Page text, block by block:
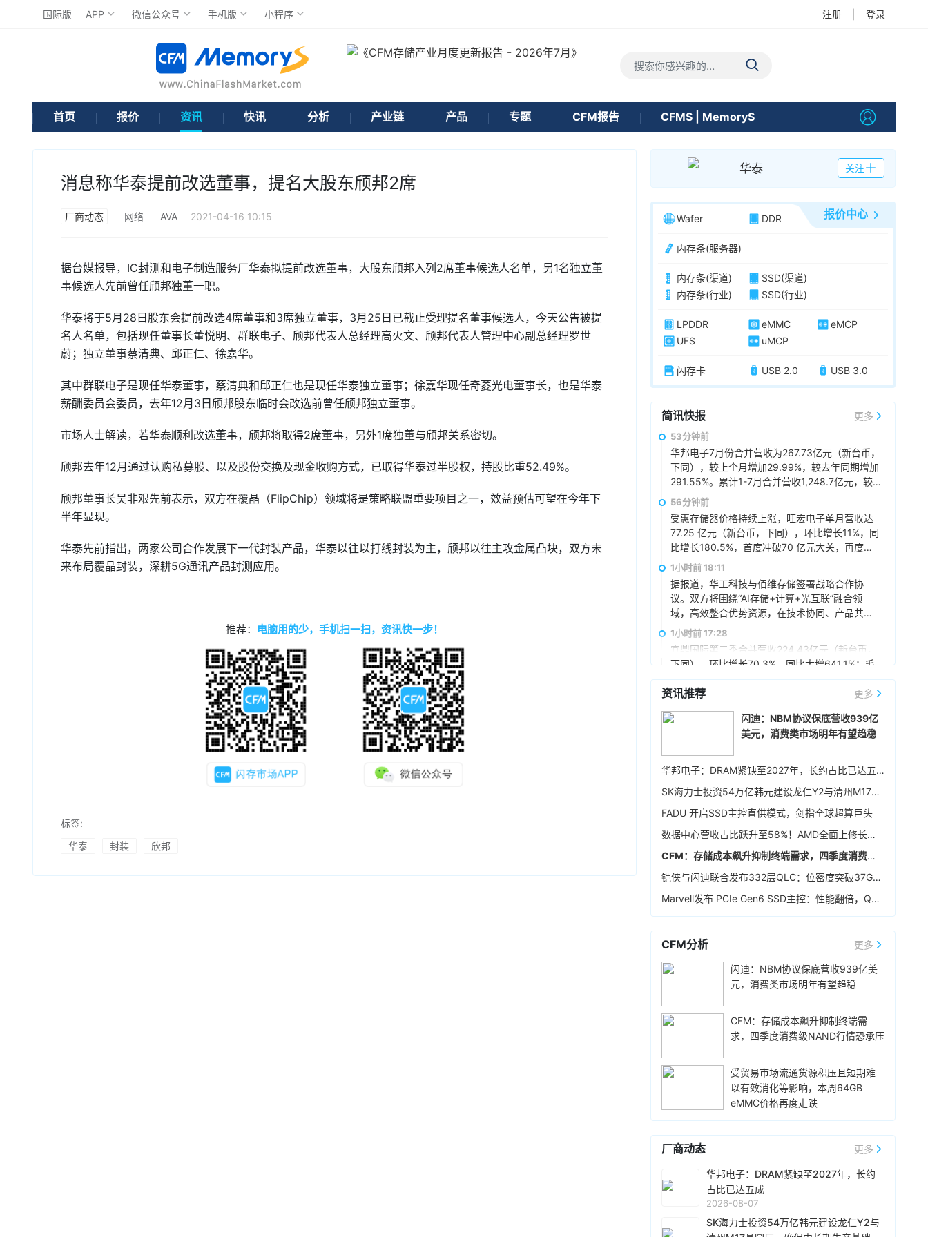
国际版 APP 微信公众号 手机版 小程序 注册 登录
首页 报价 资讯 快讯 分析 产业链 产品 专题 CFM报告 CFMS | MemoryS
消息称华泰提前改选董事，提名大股东颀邦2席
厂商动态 网络 AVA 2021-04-16 10:15
据台媒报导，IC封测和电子制造服务厂华泰拟提前改选董事，大股东颀邦入列2席董事候选人名单，另1名独立董
事候选人先前曾任颀邦独董一职。
华泰将于5月28日股东会提前改选4席董事和3席独立董事，3月25日已截止受理提名董事候选人，今天公告被提
名人名单，包括现任董事长董悦明、群联电子、颀邦代表人总经理高火文、颀邦代表人管理中心副总经理罗世
蔚；独立董事蔡清典、邱正仁、徐嘉华。
其中群联电子是现任华泰董事，蔡清典和邱正仁也是现任华泰独立董事；徐嘉华现任奇菱光电董事长，也是华泰
薪酬委员会委员，去年12月3日颀邦股东临时会改选前曾任颀邦独立董事。
市场人士解读，若华泰顺利改选董事，颀邦将取得2席董事，另外1席独董与颀邦关系密切。
颀邦去年12月通过认购私募股、以及股份交换及现金收购方式，已取得华泰过半股权，持股比重52.49%。
颀邦董事长吴非艰先前表示，双方在覆晶（FlipChip）领域将是策略联盟重要项目之一，效益预估可望在今年下
半年显现。
华泰先前指出，两家公司合作发展下一代封装产品，华泰以往以打线封装为主，颀邦以往主攻金属凸块，双方未
来布局覆晶封装，深耕5G通讯产品封测应用。
推荐： 电脑用的少，手机扫一扫，资讯快一步！
标签:
华泰
封装 欣邦
华泰 关注
报价中心
Wafer DDR
内存条(服务器)
内存条(渠道)
SSD(渠道)
内存条(行业)
SSD(行业)
LPDDR eMMC
eMCP
UFS
uMCP
闪存卡 USB 2.0 USB 3.0
简讯快报 更多
53分钟前
华邦电子7月份合并营收为267.73亿元（新台币，
下同），较上个月增加29.99%，较去年同期增加
291.55%。累计1-7月合并营收1,248.7亿元，较
去年同期增加160.97%。
56分钟前
受惠存储器价格持续上涨，旺宏电子单月营收达
77.25 亿元（新台币，下同），环比增长11%，同
比增长180.5%，首度冲破70 亿元大关，再度改
写单月新高，累计前7月营收373.18 亿元，同比
增长137.8%。
1小时前 18:11
据报道，华工科技与佰维存储签署战略合作协
议。双方将围绕“AI存储+计算+光互联”融合领
域，高效整合优势资源，在技术协同、产品共
创、市场共拓、生态建设方面开展深入合作，持
续推动相关领域产品智能化产线升级，构建覆盖
方案，构建互利共赢、可持续发展的战略合作伙
伴关系。
1小时前 17:28
宜鼎国际第二季合并营收224.43亿元（新台币，
下同），环比增长70.3%，同比大增641.1%；毛
利率65.01%，较第一季提升，营业利润率
58.57%，税后净利润103.68亿元，环比增长
元。展望后市，宜鼎称，目前存储供需仍维持吃
紧，DRAM及NAND Flash市场展望持续正向，工
持续支撑下半年营运。其中，企业级SSD随着AI
空间，相关PCIe Gen5产品布局也将逐步发酵。
2小时前 17:21
英飞凌宣布，联发科技已完成英飞凌车规级 NOR
闪存存储器解决方案 512Mb Quad SPI NOR
3小时前 16:20
币，下同），环比增长2.50%，同比增长
307.66%，创同期新高；累计1-7月营收达
新高。展望后市，创见指出，DDR5及高阶工业级
模组拉货动能持续强劲。
3小时前 15:59
让SSD充当额外显存。当显卡板载的显存不足
时，GPU可以调用速度较慢但容量庞大的NVMe
推理场景尤为受益。据悉，该功能将基于RTX IO
和微软的DirectStorage技术。虽然官方尚未证
实，但相关传闻反映了英伟达在应对日益增长的
显存需求与硬件成本之间的矛盾时，正在探索基
于软件和系统架构的解决方案。
3小时前 15:46
价6499元，学生认证专属优惠到手价低至6199
本，核心目的之一是拉高整个Mate 80系列的整
体均价，同时进一步拉动全系列的整体出货量，
麒麟9020芯片，搭配最新的HarmonyOS 6操作
系统。目前，Mate 80系列累计总销量已经正式
突破800万台，预计今年10月份前后累计销量就
能破千万，整个系列的破千万速度明显快于上一
代Mate系列旗舰。
8小时前 11:18
华邦电近日召开法说会，总经理陈沛铭表示，高
雄现有Module A 月产能将由目前1.5万片扩增至
2.4万片，预计今年底开始投片。不过，Module
A扩产完成后，厂内空间几乎已全数用尽。为应对
客户对2029 年以后产能的强烈需求，公司启动
及量产，未来将支援16纳米、14纳米及12纳米制
程，实际产出与营收贡献则主要落在2030年。未
来产品将涵盖标准型DRAM、CUBE、Wafer-on-
Wafer、客制化ASIC存储芯片及矽电容等。
8小时前 10:43
威刚公布7月营收，单月合并营收达183.8亿元新
台币，环比增长25.4%，同比暴增331.3%，连续
第5个月改写历史新高。从产品组合来看，DRAM
营收达140.8亿元，占整体比重76.6%；SSD占比
20.1%，存储卡、随身碟及其他产品则占3.3%。
据媒体报道，威刚近日在法说会上表示，在需求
增加、价格走高及货源稳定的三大有利因素带动
下，预期第3季度营运将优于第2季度，并进一步
扩大全年营运成果。公司看好第4季度到2027年
趋势。目前存储市场供给持续紧张，预计2027年
DRAM供给将较2026年更吃紧。随着PC和服务器
平台持续升级，DDR5已成为市场主流，长期而
言，DDR5将比DDR4更紧缺。
9小时前 10:13
由于对AI基础设施的投资导致其季度自由现金流
转为赤字，谷歌母公司Alphabet再次寻求在债券
市场获得大规模融资。Alphabet宣布计划发行总
额高达250亿美元的美元计价公司债券。该债券
将分为10个档次，期限从2年到40年不等。其中
9小时前 10:02
资讯推荐 更多
闪迪：NBM协议保底营收939亿
美元，消费类市场明年有望趋稳
华邦电子：DRAM紧缺至2027年，长约占比已达五成
SK海力士投资54万亿韩元建设龙仁Y2与清州M17晶圆厂，确保中长期生产基础
FADU 开启SSD主控直供模式，剑指全球超算巨头
数据中心营收占比跃升至58%！AMD全面上修长期财务指引，2027年该板块营收将翻倍
CFM：存储成本飙升抑制终端需求，四季度消费级NAND行情恐承压
铠侠与闪迪联合发布332层QLC：位密度突破37Gb/mm²
Marvell发布 PCIe Gen6 SSD主控：性能翻倍，Q4送样
CFM分析 更多
闪迪：NBM协议保底营收939亿美
元，消费类市场明年有望趋稳
CFM：存储成本飙升抑制终端需
求，四季度消费级NAND行情恐承压
受贸易市场流通货源积压且短期难
以有效消化等影响，本周64GB
eMMC价格再度走跌
厂商动态 更多
华邦电子：DRAM紧缺至2027年，长约
占比已达五成
2026-08-07
SK海力士投资54万亿韩元建设龙仁Y2与